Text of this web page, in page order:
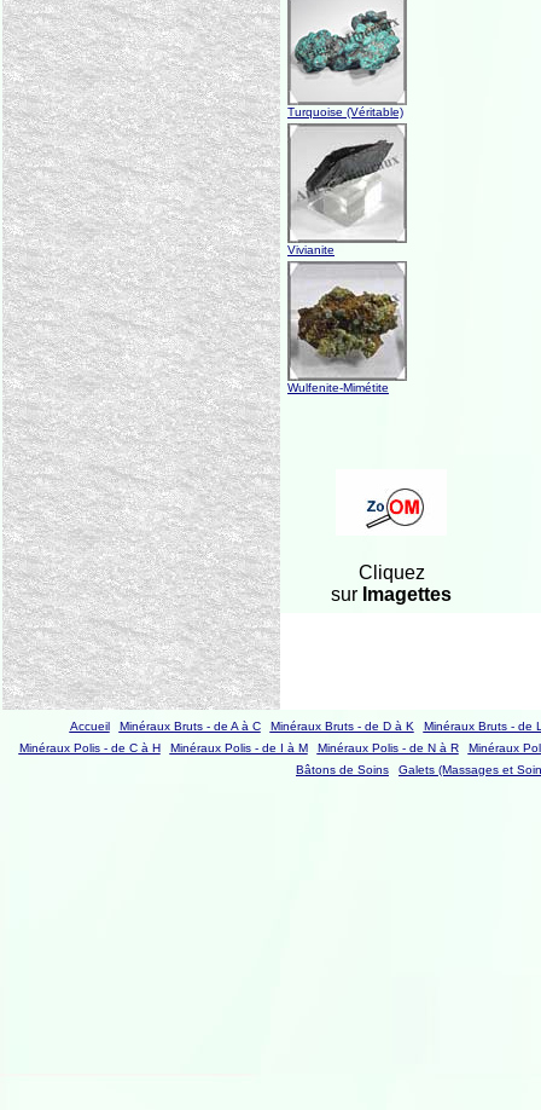
Turquoise (Véritable)
Vivianite
Wulfenite-Mimétite
Cliquez
sur Imagettes
Accueil Minéraux Bruts - de A à C Minéraux Bruts - de D à K
Minéraux Bruts - de
Minéraux Polis - de C à H
Minéraux Polis - de I à M Minéraux Polis - de N à R
Minéraux
Bâtons de Soins
Galets (Massages et